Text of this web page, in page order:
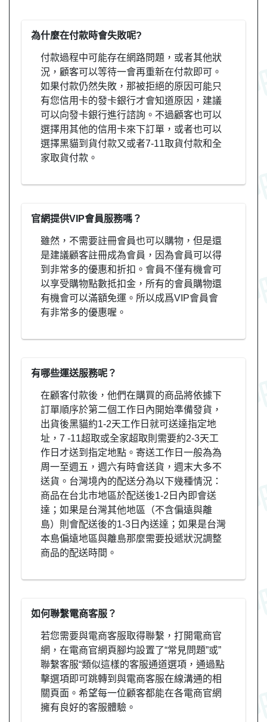
為什麼在付款時會失敗呢?
付款過程中可能存在網路問題，或者其他狀
況，顧客可以等待一會再重新在付款即可。
如果付款仍然失敗，那被拒絕的原因可能只
有您信用卡的發卡銀行才會知道原因，建議
可以向發卡銀行進行諮詢。不過顧客也可以
選擇用其他的信用卡來下訂單，或者也可以
選擇黑貓到貨付款又或者7-11取貨付款和全
家取貨付款。
官網提供VIP會員服務嗎？
雖然，不需要註冊會員也可以購物，但是還
是建議顧客註冊成為會員，因為會員可以得
到非常多的優惠和折扣。會員不僅有機會可
以享受購物點數抵扣金，所有的會員購物還
有機會可以滿額免運。所以成爲VIP會員會
有非常多的優惠喔。
有哪些運送服務呢？
在顧客付款後，他們在購買的商品將依據下
訂單順序於第二個工作日內開始準備發貨，
出貨後黑貓約1-2天工作日就可送達指定地
址，7 -11超取或全家超取則需要約2-3天工
作日才送到指定地點。寄送工作日一般為為
周一至週五，週六有時會送貨，週末大多不
送貨。台灣境內的配送分為以下幾種情況：
商品在台北市地區於配送後1-2日內即會送
達；如果是台灣其他地區（不含偏遠與離
島）則會配送後的1-3日內送達；如果是台灣
本島偏遠地區與離島那麼需要投遞狀況調整
商品的配送時間。
如何聯繫電商客服？
若您需要與電商客服取得聯繫，打開電商官
網，在電商官網頁腳均設置了“常見問題”或”
聯繫客服“類似這樣的客服通道選項，通過點
擊選項即可跳轉到與電商客服在線溝通的相
關頁面。希望每一位顧客都能在各電商官網
擁有良好的客服體驗。